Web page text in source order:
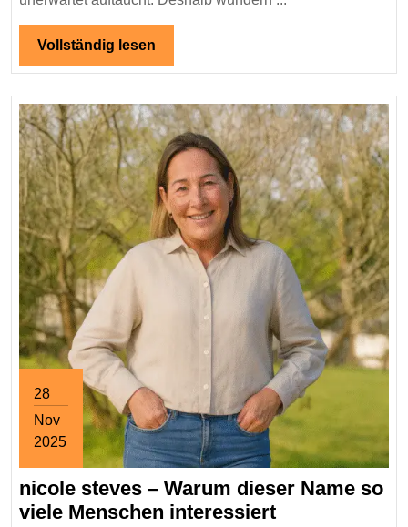
dieser
plötzlich
überall
erscheint
Vollständig lesen
lesen
28
Nov
2025
November
28,
2025
nicole steves – Warum dieser Name so
viele Menschen interessiertnicole